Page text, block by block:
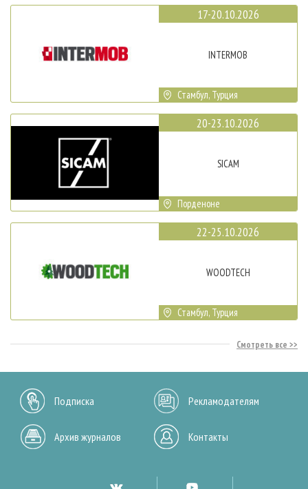
17-20.10.2026
INTERMOB
Стамбул, Турция
20-23.10.2026
SICAM
Порденоне
22-25.10.2026
WOODTECH
Стамбул, Турция
Смотреть все
Подписка Рекламодателям
Архив журналов Контакты